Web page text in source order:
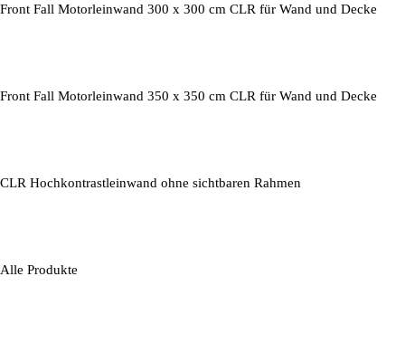
Front Fall Motorleinwand 300 x 300 cm CLR für Wand und Decke
Front Fall Motorleinwand 350 x 350 cm CLR für Wand und Decke
CLR Hochkontrastleinwand ohne sichtbaren Rahmen
Alle Produkte